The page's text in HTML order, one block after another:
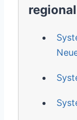
regional